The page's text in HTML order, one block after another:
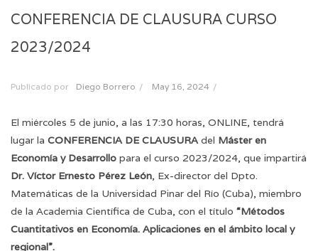
CONFERENCIA DE CLAUSURA CURSO
2023/2024
Publicado por Diego Borrero / May 16, 2024 /
El miércoles 5 de junio, a las 17:30 horas, ONLINE, tendrá
lugar la CONFERENCIA DE CLAUSURAdel Máster en
Economía y Desarrollo para el curso 2023/2024, que impartirá
Dr. Víctor Ernesto Pérez León, Ex-director del Dpto.
Matemáticas de la Universidad Pinar del Río (Cuba), miembro
de la Academia Científica de Cuba, con el título “Métodos
Cuantitativos en Economía. Aplicaciones en el ámbito local y
regional”.